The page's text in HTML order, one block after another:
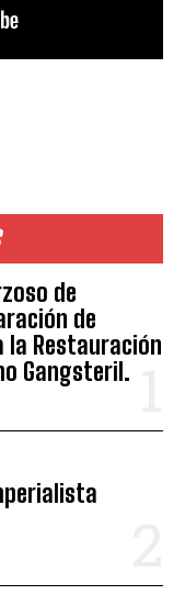
de
de
la Restauración
Gangsteril.